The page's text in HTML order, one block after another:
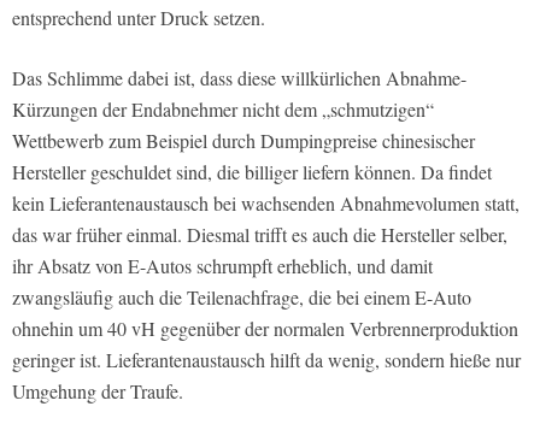
entsprechend unter Druck setzen.
Das Schlimme dabei ist, dass diese willkürlichen Abnahme-
Kürzungen der Endabnehmer nicht dem „schmutzigen“
Wettbewerb zum Beispiel durch Dumpingpreise chinesischer
Hersteller geschuldet sind, die billiger liefern können. Da findet
kein Lieferantenaustausch bei wachsenden Abnahmevolumen statt,
das war früher einmal. Diesmal trifft es auch die Hersteller selber,
ihr Absatz von E-Autos schrumpft erheblich, und damit
zwangsläufig auch die Teilenachfrage, die bei einem E-Auto
ohnehin um 40 vH gegenüber der normalen Verbrennerproduktion
geringer ist. Lieferantenaustausch hilft da wenig, sondern hieße nur
Umgehung der Traufe.